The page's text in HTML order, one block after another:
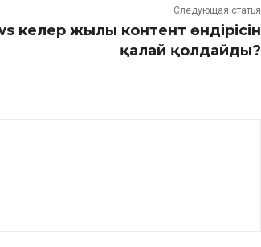
Следующая статья
келер жылы контент өндірісін
қалай қолдайды?